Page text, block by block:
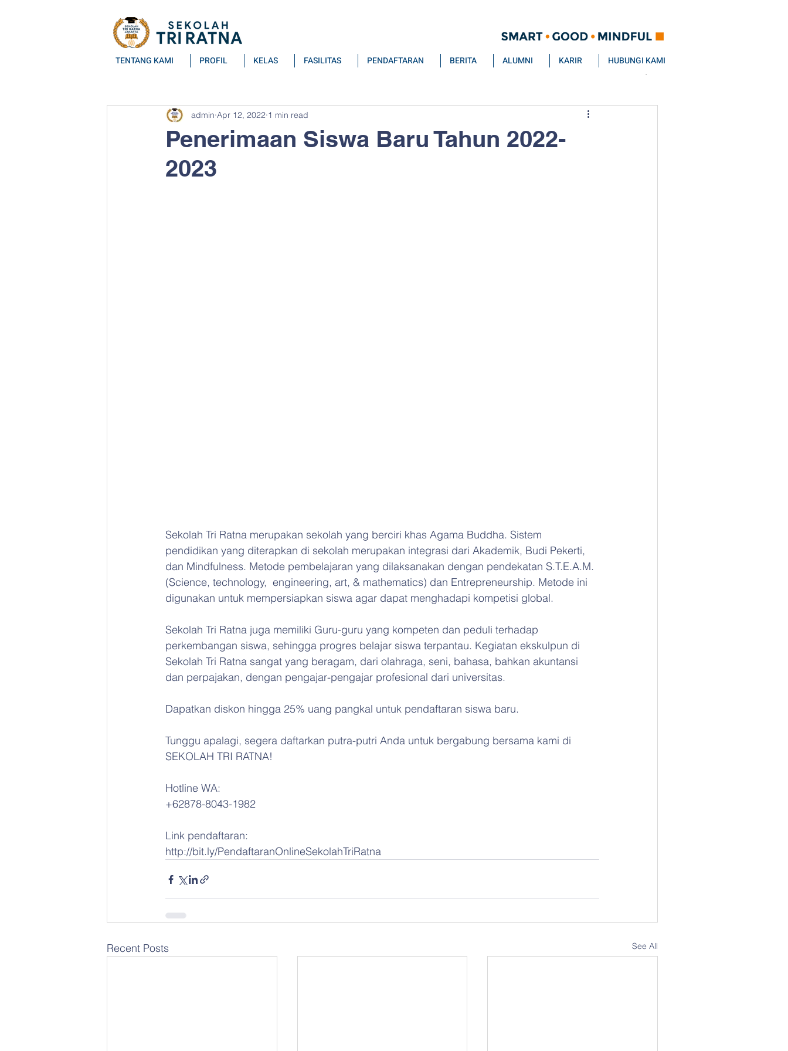
TENTANG KAMI PROFIL KELAS FASILITAS PENDAFTARAN BERITA ALUMNI KARIR HUBUNGI KAMI
Penerimaan Siswa Baru Tahun 2022-
2023
admin Apr 12, 2022 1 min read
Sekolah Tri Ratna merupakan sekolah yang berciri khas Agama Buddha. Sistem
pendidikan yang diterapkan di sekolah merupakan integrasi dari Akademik, Budi Pekerti,
dan Mindfulness. Metode pembelajaran yang dilaksanakan dengan pendekatan S.T.E.A.M.
(Science, technology,  engineering, art, & mathematics) dan Entrepreneurship. Metode ini
digunakan untuk mempersiapkan siswa agar dapat menghadapi kompetisi global.
Sekolah Tri Ratna juga memiliki Guru-guru yang kompeten dan peduli terhadap
perkembangan siswa, sehingga progres belajar siswa terpantau. Kegiatan ekskulpun di
Sekolah Tri Ratna sangat yang beragam, dari olahraga, seni, bahasa, bahkan akuntansi
dan perpajakan, dengan pengajar-pengajar profesional dari universitas.
Dapatkan diskon hingga 25% uang pangkal untuk pendaftaran siswa baru.
Tunggu apalagi, segera daftarkan putra-putri Anda untuk bergabung bersama kami di
SEKOLAH TRI RATNA!
Hotline WA:
+62878-8043-1982
Link pendaftaran:
http://bit.ly/PendaftaranOnlineSekolahTriRatna
Recent Posts See All